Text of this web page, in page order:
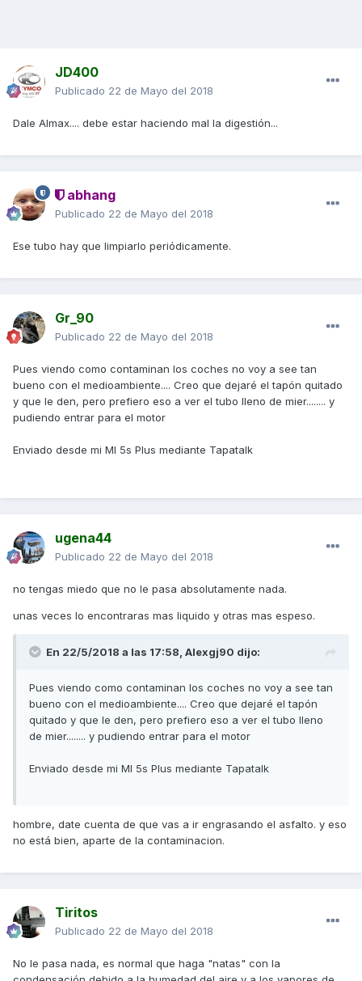
JD400
Publicado 22 de Mayo del 2018
Dale Almax.... debe estar haciendo mal la digestión...
abhang
Publicado 22 de Mayo del 2018
Ese tubo hay que limpiarlo periódicamente.
Gr_90
Publicado 22 de Mayo del 2018
Pues viendo como contaminan los coches no voy a see tan
bueno con el medioambiente.... Creo que dejaré el tapón quitado
y que le den, pero prefiero eso a ver el tubo lleno de mier........ y
pudiendo entrar para el motor
Enviado desde mi MI 5s Plus mediante Tapatalk
ugena44
Publicado 22 de Mayo del 2018
no tengas miedo que no le pasa absolutamente nada.
unas veces lo encontraras mas liquido y otras mas espeso.
En 22/5/2018 a las 17:58, Alexgj90 dijo:
Pues viendo como contaminan los coches no voy a see tan
bueno con el medioambiente.... Creo que dejaré el tapón
quitado y que le den, pero prefiero eso a ver el tubo lleno
de mier........ y pudiendo entrar para el motor
Enviado desde mi MI 5s Plus mediante Tapatalk
hombre, date cuenta de que vas a ir engrasando el asfalto. y eso
no está bien, aparte de la contaminacion.
Tiritos
Publicado 22 de Mayo del 2018
No le pasa nada, es normal que haga "natas" con la